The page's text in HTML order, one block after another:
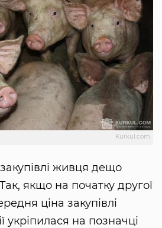
Kurkul.com
закупівлі живця дещо
якщо на початку другої
ціна закупівлі
укріпилася на позначці